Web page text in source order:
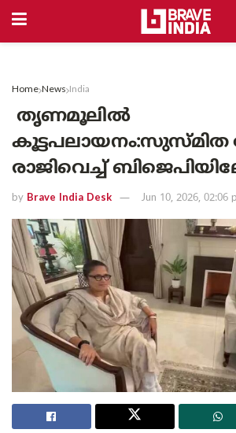
Home News India
തൃണമൂലിൽ
കൂട്ടപലായനം:സുസ്മിത
രാജിവെച്ച്
by Brave India Desk Jun 10, 2026, 02:06